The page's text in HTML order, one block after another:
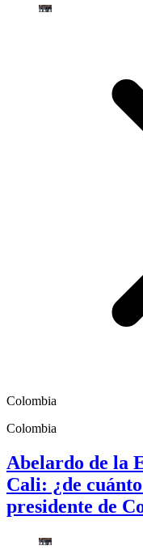
Colombia
Colombia
Abelardo de la
Cali: ¿de
presidente de